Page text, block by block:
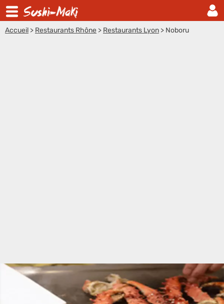
Accueil > Restaurants Rhône > Restaurants Lyon > Noboru